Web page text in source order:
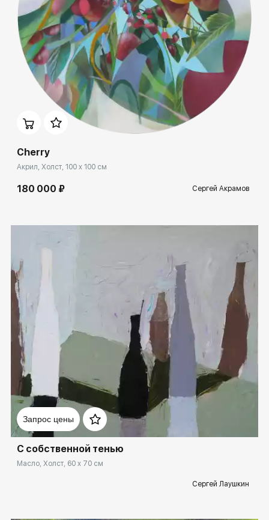
Домен: ekb.rakovgallery.ru
Cherry
Акрил, Холст, 100 x 100 см
180 000 ₽ Сергей Акрамов
Запрос цены
Домен: ekb.rakovgallery.ru
С собственной тенью
Масло, Холст, 60 x 70 см
Сергей Лаушкин